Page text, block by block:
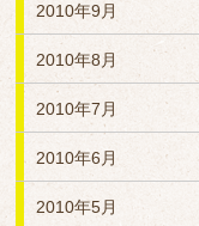
2010年9月
2010年8月
2010年7月
2010年6月
2010年5月